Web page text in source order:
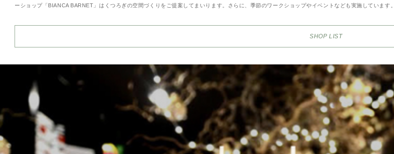
ーショップ「BIANCA BARNET」はくつろぎの空間づくりをご提案してまいります。さらに、季節のワークショップやイベントなども実施しています。
SHOP LIST